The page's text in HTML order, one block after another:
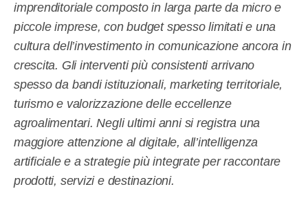
imprenditoriale composto in larga parte da micro e
piccole imprese, con budget spesso limitati e una
cultura dell’investimento in comunicazione ancora in
crescita. Gli interventi più consistenti arrivano
spesso da bandi istituzionali, marketing territoriale,
turismo e valorizzazione delle eccellenze
agroalimentari. Negli ultimi anni si registra una
maggiore attenzione al digitale, all’intelligenza
artificiale e a strategie più integrate per raccontare
prodotti, servizi e destinazioni.